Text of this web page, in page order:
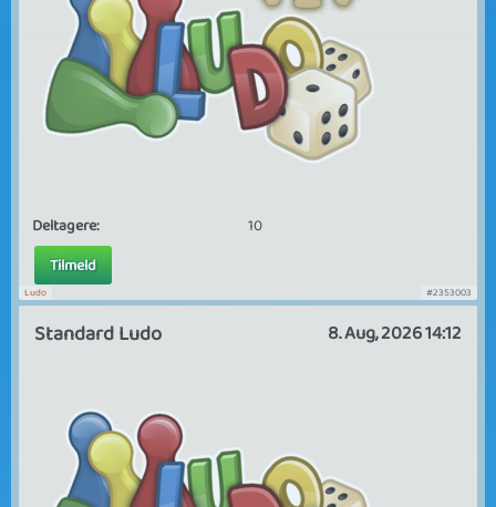
Deltagere:
10
Tilmeld
Ludo #2353003
Standard Ludo 8. Aug, 2026 14:12